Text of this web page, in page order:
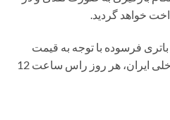
خواهد گردید.
فرسوده با توجه به قیمت
جهانی سرب و وضعیت بازار داخلی ایران، هر روز راس ساعت 12